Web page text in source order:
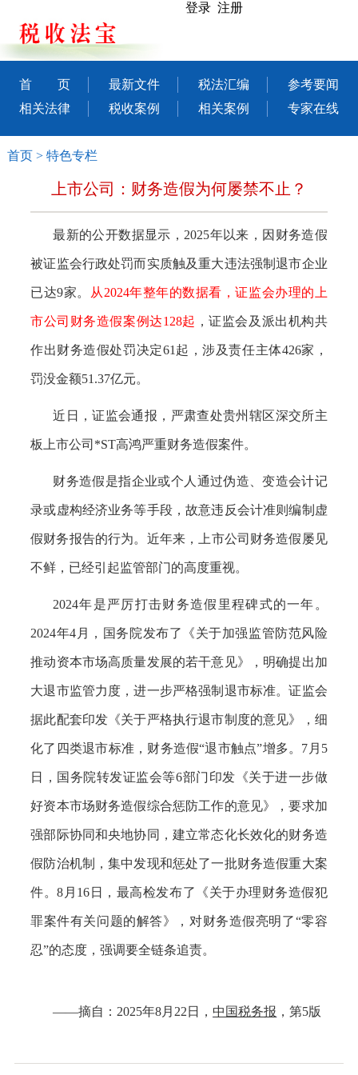
登录 注册
首 页 最新文件 税法汇编
参考要闻
相关法律
税收案例 相关案例 专家在线
首页> 特色专栏
上市公司：财务造假为何屡禁不止？
最新的公开数据显示，2025年以来，因财务造假
被证监会行政处罚而实质触及重大违法强制退市企业
已达9家。 从2024年整年的数据看，证监会办理的上
市公司财务造假案例达128起 ，证监会及派出机构共
作出财务造假处罚决定61起，涉及责任主体426家，
罚没金额51.37亿元。
近日，证监会通报，严肃查处贵州辖区深交所主
板上市公司*ST高鸿严重财务造假案件。
财务造假‌是指企业或个人通过伪造、变造会计记
录或虚构经济业务等手段，故意违反会计准则编制虚
假财务报告的行为。‌近年来，上市公司财务造假屡见
不鲜，已经引起监管部门的高度重视。
2024年是严厉打击财务造假里程碑式的一年。
2024年4月，国务院发布了《关于加强监管防范风险
推动资本市场高质量发展的若干意见》，明确提出加
大退市监管力度，进一步严格强制退市标准。证监会
据此配套印发《关于严格执行退市制度的意见》，细
化了四类退市标准，财务造假“退市触点”增多。7月5
日，国务院转发证监会等6部门印发《关于进一步做
好资本市场财务造假综合惩防工作的意见》，要求加
强部际协同和央地协同，建立常态化长效化的财务造
假防治机制，集中发现和惩处了一批财务造假重大案
件。8月16日，最高检发布了《关于办理财务造假犯
罪案件有关问题的解答》，对财务造假亮明了“零容
忍”的态度，强调要全链条追责。
——摘自：2025年8月22日， 中国税务报 ，第5版